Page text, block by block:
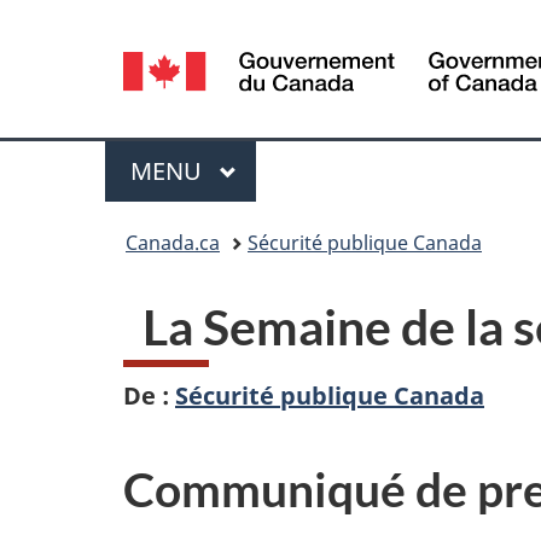
Sélection
de
la
langue
Menu
MENU PRINCIPAL
Canada.ca Sécurité publique Canada
La Semaine de
De : Sécurité publique Canada
Communiqué de